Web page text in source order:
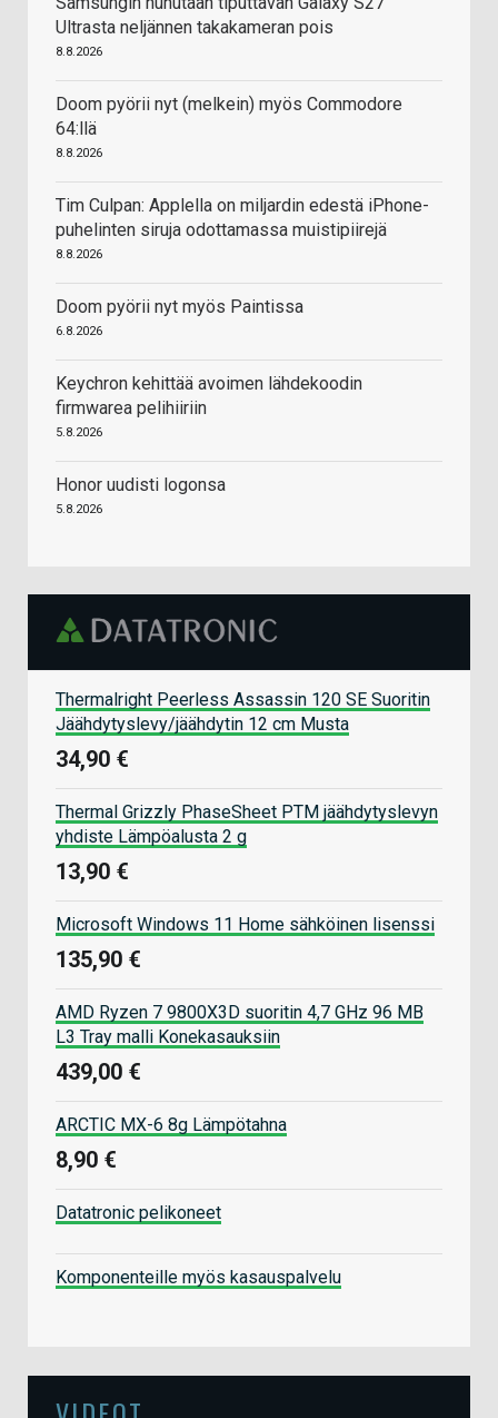
Ultrasta neljännen takakameran pois
8.8.2026
Doom pyörii nyt (melkein) myös Commodore
64:llä
8.8.2026
Tim Culpan: Applella on miljardin edestä iPhone-
puhelinten siruja odottamassa muistipiirejä
8.8.2026
Doom pyörii nyt myös Paintissa
6.8.2026
Keychron kehittää avoimen lähdekoodin
firmwarea pelihiiriin
5.8.2026
Honor uudisti logonsa
5.8.2026
Thermalright Peerless Assassin 120 SE Suoritin
Jäähdytyslevy/jäähdytin 12 cm Musta
34,90 €
Thermal Grizzly PhaseSheet PTM jäähdytyslevyn
yhdiste Lämpöalusta 2 g
13,90 €
Microsoft Windows 11 Home sähköinen lisenssi
135,90 €
AMD Ryzen 7 9800X3D suoritin 4,7 GHz 96 MB
L3 Tray malli Konekasauksiin
439,00 €
ARCTIC MX-6 8g Lämpötahna
8,90 €
Datatronic pelikoneet
Komponenteille myös kasauspalvelu